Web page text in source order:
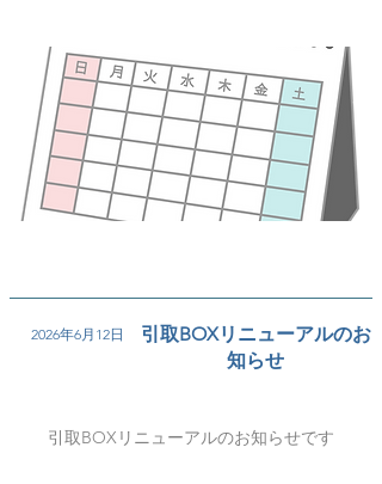
2026年6月12日
引取BOXリニューアルのお
知らせ
引取BOXリニューアルのお知らせです